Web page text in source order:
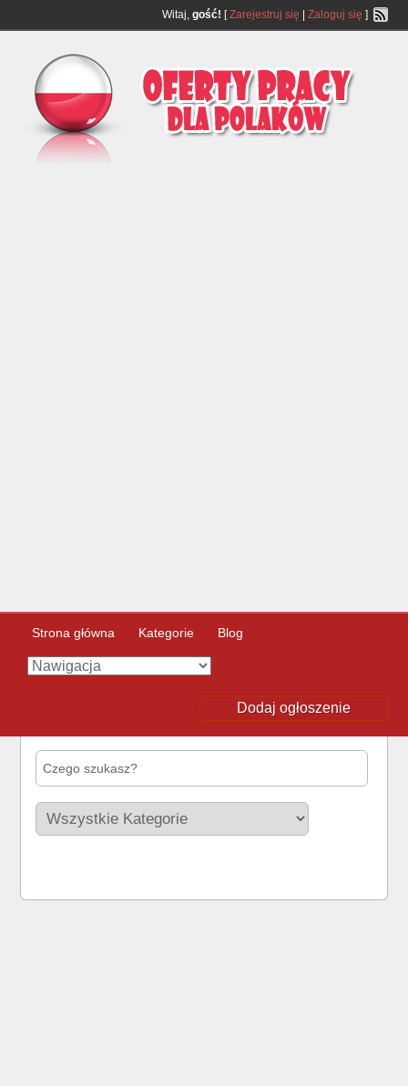
Witaj, gość! [Zarejestruj się Zaloguj się ]
Strona główna Kategorie Blog
Dodaj ogłoszenie